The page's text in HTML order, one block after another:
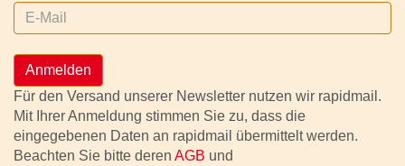
Anmelden
Für den Versand unserer Newsletter nutzen wir rapidmail.
Mit Ihrer Anmeldung stimmen Sie zu, dass die
eingegebenen Daten an rapidmail übermittelt werden.
Beachten Sie bitte deren AGB und